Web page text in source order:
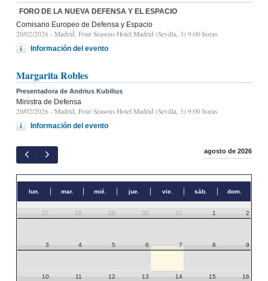
FORO DE LA NUEVA DEFENSA Y EL ESPACIO
Comisario Europeo de Defensa y Espacio
20/02/2026 - Madrid, Four Seasons Hotel Madrid (Sevilla, 3) 9:00 horas
Información del evento
Margarita Robles
Presentadora de Andrius Kubilius
Ministra de Defensa
20/02/2026 - Madrid, Four Seasons Hotel Madrid (Sevilla, 3) 9:00 horas
Información del evento
agosto de 2026
lun. mar. mié. jue. vie. sáb. dom.
27 28 29 30 31 1 2
3 4 5 6 7 8 9
10 11 12 13 14 15 16